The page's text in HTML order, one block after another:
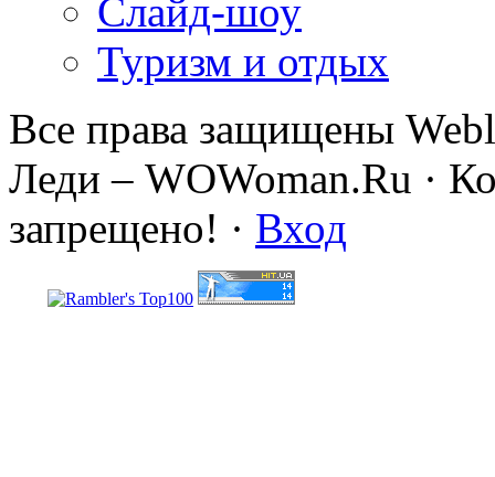
Слайд-шоу
Туризм и отдых
Все права защищены
Леди – WOWoman.Ru ·
запрещено! · Вход